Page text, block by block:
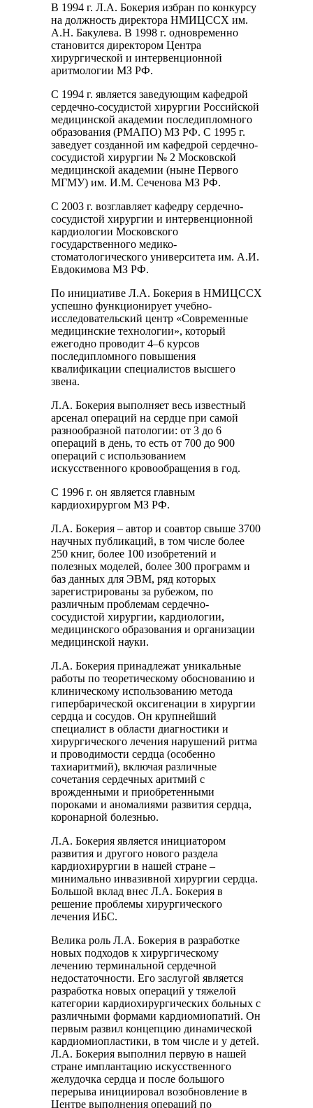
В 1994 г. Л.А. Бокерия избран по конкурсу
на должность директора НМИЦССХ им.
А.Н. Бакулева. В 1998 г. одновременно
становится директором Центра
хирургической и интервенционной
аритмологии МЗ РФ.
С 1994 г. является заведующим кафедрой
сердечно-сосудистой хирургии Российской
медицинской академии последипломного
образования (РМАПО) МЗ РФ. С 1995 г.
заведует созданной им кафедрой сердечно-
сосудистой хирургии № 2 Московской
медицинской академии (ныне Первого
МГМУ) им. И.М. Сеченова МЗ РФ.
С 2003 г. возглавляет кафедру сердечно-
сосудистой хирургии и интервенционной
кардиологии Московского
государственного медико-
стоматологического университета им. А.И.
Евдокимова МЗ РФ.
По инициативе Л.А. Бокерия в НМИЦССХ
успешно функционирует учебно-
исследовательский центр «Современные
медицинские технологии», который
ежегодно проводит 4–6 курсов
последипломного повышения
квалификации специалистов высшего
звена.
Л.А. Бокерия выполняет весь известный
арсенал операций на сердце при самой
разнообразной патологии: от 3 до 6
операций в день, то есть от 700 до 900
операций с использованием
искусственного кровообращения в год.
С 1996 г. он является главным
кардиохирургом МЗ РФ.
Л.А. Бокерия – автор и соавтор свыше 3700
научных публикаций, в том числе более
250 книг, более 100 изобретений и
полезных моделей, более 300 программ и
баз данных для ЭВМ, ряд которых
зарегистрированы за рубежом, по
различным проблемам сердечно-
сосудистой хирургии, кардиологии,
медицинского образования и организации
медицинской науки.
Л.А. Бокерия принадлежат уникальные
работы по теоретическому обоснованию и
клиническому использованию метода
гипербарической оксигенации в хирургии
сердца и сосудов. Он крупнейший
специалист в области диагностики и
хирургического лечения нарушений ритма
и проводимости сердца (особенно
тахиаритмий), включая различные
сочетания сердечных аритмий с
врожденными и приобретенными
пороками и аномалиями развития сердца,
коронарной болезнью.
Л.А. Бокерия является инициатором
развития и другого нового раздела
кардиохирургии в нашей стране –
минимально инвазивной хирургии сердца.
Большой вклад внес Л.А. Бокерия в
решение проблемы хирургического
лечения ИБС.
Велика роль Л.А. Бокерия в разработке
новых подходов к хирургическому
лечению терминальной сердечной
недостаточности. Его заслугой является
разработка новых операций у тяжелой
категории кардиохирургических больных с
различными формами кардиомиопатий. Он
первым развил концепцию динамической
кардиомиопластики, в том числе и у детей.
Л.А. Бокерия выполнил первую в нашей
стране имплантацию искусственного
желудочка сердца и после большого
перерыва инициировал возобновление в
Центре выполнения операций по